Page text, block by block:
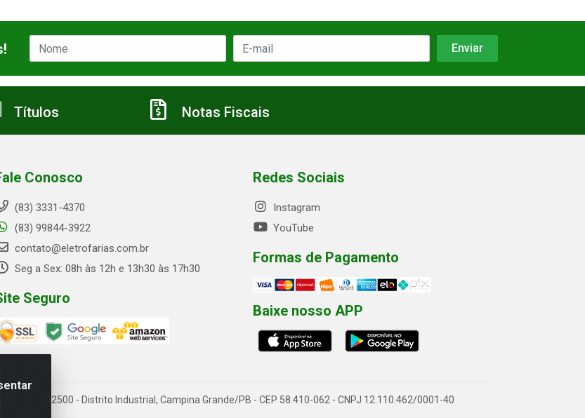
Títulos Notas Fiscais
Conosco
(83) 3331-4370
(83) 99844-3922
contato@eletrofarias.com.br
Seg a Sex: 08h às 12h e 13h30 às 17h30
Seguro
Redes Sociais
Instagram
YouTube
Formas de Pagamento
Baixe nosso APP
2500 - Distrito Industrial, Campina Grande/PB - CEP 58.410-062 - CNPJ 12.110.462/0001-40